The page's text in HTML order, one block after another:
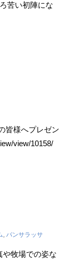
苦い初陣にな
皆様へプレゼン
view/10158/
, パンサラッサ
や牧場での姿な